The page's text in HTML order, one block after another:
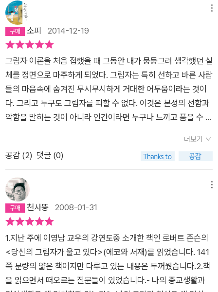
각을 하거나, 단편소설을 쓰거나, 춤을 추거나, 불에 태우거나, 땅
에 묻어버리는 행위”이다. 저자의 최종목표는 “전일성을 회
복”하는 것이다. 자신의 그림자를 통합한 상태를 역설로, 그렇지
못한 상태를 모순으로 개념화하는데 가장 애매모호한 부분이다.
말로 표현할 수 있으면 도가 아니라는 맥락인지 저자는 각자의 상
황이 다르다는 말로 구체적인 언급을 피한다. 모순은 한 가지 대
극만 추구할 때 발생하는 것으로 ‘바른 것’에 의존한다. 반면 역설
을 두 대극을 전부 존중하는 것으로 충돌을 의식으로 온전히 견디
는 것이다. 정신적으로 강인한 자만이 역설을 견딜 수 있다. 좀 더
떡볶이는 먹고 싶을 때 떡볶이를 먹고 죽는 게) 아니라 상이한 동
력을 에너지로 해결책(떡볶이를 먹고 싶은 욕망과 죽고싶은 욕망
의 공통점을 찾는 것?)을 찾는 것이다. 저자는 선악은 하나이고
죄책감은 오만이라고 까지 말하는데 저자의 논리는 상대주의와
관련된 논쟁을 불러일으킬 수 있지 않을까? 예를 들어 <전쟁과
죄책>(노다 마사아키, 또다른 우주) 은 죄책감이 삭제된 전후일
을 직선으로 표현할 수 있다면 포토라인 앞에서 고개를 뻣뻣이 드
는 사람들한테 기가 차는 우리 사회에서는 차라리 죄책감 좀 느끼
라고 말해주고 싶은 사람이 많을 것이다. 마지막으로 저자는 “만
돌라”를 설명한다. 두 개의 원이 겹치는 이미지이고 대극 사이에
상에대한 사랑으로 승화시킨 사람이 된다. 일반인들이 할 수 있는
좀 더 보편적인 방법은 스스로 자신의 부족함을 인정하고, 부족한
존재로서의 자신을 사랑하는 것이다. 그림자를 받아들인다는 말
말한다'당신이 가장 두려워하는 것을 찾아라. 바로 그곳에서 성장
이 일어난다'인류 역사는 감추고 싶은 자신의 그림자를 끊임없이
남에게 투사해 온 과정이다. 백인이 흑인에게, 남성이 여성에게,
나치가 유대인에게...그러나 겉으로 드러나는 우월감은 반드시 뿌
리깊은 열등의식을 내포하고 있기에 투사는 언제나 비극적이다.
이 책의 장점은 '그림자' 개념에 대해 적절한 사례를 들어, 비교적
얇은 책 내용만으로 그 개념을 설명했다는 것이다. 단점은 정작
과정이 부족하다는 것이다. 쉽게말해 치유를 위한 실천서라기 보
다는 융 심리학을 이해하기 위한 이론서랄까. 마지막 3장의 만돌
라 개념은 일반인들에게 약간은 동떨어진 신비의 무엇으로 받아
들여지기 쉽다는 것도 아쉽다.지금 내면을 흔들고 있는 갈등으로
막다른 골목에 처한 사람이라면, 이 책과 더불어 자기 치유의 길
을 제시하고 있는 다른 '실천서'들을 병행해서 읽기를 바란다.
소피 2014-12-19
그림자 이론을 처음 접했을 때 그동안 내가 뭉둥그려 생각했던 실
체를 정면으로 마주하게 되었다. 그림자는 특히 선하고 바른 사람
들의 마음속에 숨겨진 무시무시하게 거대한 어두움이라는 것이
다. 그리고 누구도 그림자를 피할 수 없다. 이것은 본성의 선함과
악함을 말하는 것이 아니라 인간이라면 누구나 느끼고 품을 수 밖
아가 공동체, 국가와 같이 사회적인 가치관과 이념으로 똘똘 뭉친
'집단무의식'의 형태로 표출될 수도 있다. 예를들어, 독일의 나치,
유태인과 이민족 그리고 짚시에게 그림자를 투사했고, 일본은 대
동아단결이라는 기치 아래 일본인을 제외한 조선인과 중국, 동아
시아인에게 그림자를 투사했고 북한은 자본주의에 그림자를 투
돌보지 않으면 안된다. 내면의 소리를 무시하고 방치했다가는 어
느날 갑자기 어떤 사건 앞에 마주했을 때, 무시무시한 괴물이 되
어 타인(타민족, 다른이념, 나와 다른 이들)을 해치는 끔찍한 존
재로 드러나게 된다. 융은 그림자를 돌보는 아주 독특한 방법을
더보기
공감 (2) 댓글 (0)
천사뚱 2008-01-31
1.지난 주에 이영남 교우의 강연도중 소개한 책인 로버트 존슨의
<당신의 그림자가 울고 있다>(에코와 서재)를 읽었습니다. 141
쪽 분량의 얇은 책이지만 다루고 있는 내용은 두꺼웠습니다.2.책
을 읽으면서 떠오르는 질문들이 있었습니다.- 나의 종교생활과